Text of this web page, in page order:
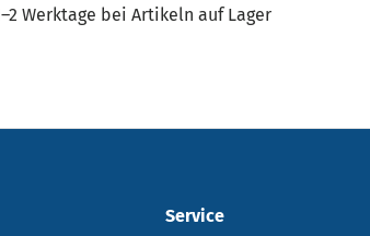
Werktage bei Artikeln auf Lager
Service